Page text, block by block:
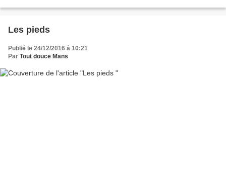
Les pieds
Publié le 24/12/2016 à 10:21
Par Tout douce Mans